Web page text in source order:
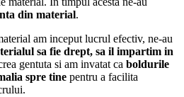
din material.
am inceput lucrul efectiv, ne-au
sa fie drept, sa il impartim in
gentuta si am invatat ca boldurile
spre tine pentru a facilita